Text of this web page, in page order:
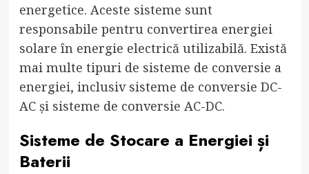
energetice. Aceste sisteme sunt
responsabile pentru convertirea energiei
solare în energie electrică utilizabilă. Există
mai multe tipuri de sisteme de conversie a
energiei, inclusiv sisteme de conversie DC-
AC și sisteme de conversie AC-DC.
Sisteme de Stocare a Energiei și
Baterii